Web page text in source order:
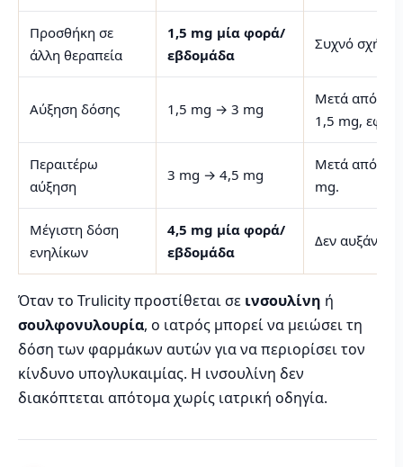
Προσθήκη σε
άλλη θεραπεία
1,5 mg μία φορά/
εβδομάδα
Συχνό σχήμα
Αύξηση δόσης 1,5 mg → 3 mg
Μετά από
1,5 mg,
Περαιτέρω
αύξηση
3 mg → 4,5 mg
Μετά από
mg.
Μέγιστη δόση
ενηλίκων
4,5 mg μία φορά/
εβδομάδα
Δεν
Όταν το Trulicity προστίθεται σε ινσουλίνη ή
σουλφονυλουρία, ο ιατρός μπορεί να μειώσει τη
δόση των φαρμάκων αυτών για να περιορίσει τον
κίνδυνο υπογλυκαιμίας. Η ινσουλίνη δεν
διακόπτεται απότομα χωρίς ιατρική οδηγία.